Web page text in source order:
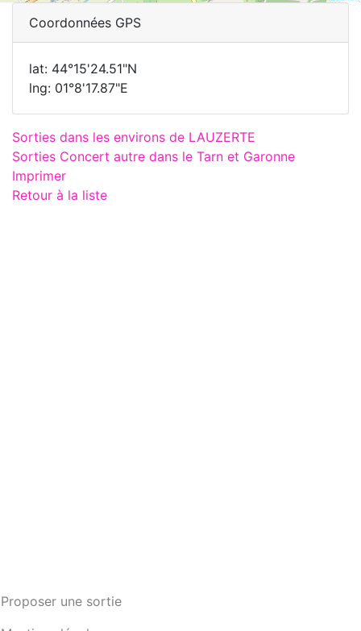
Coordonnées GPS
lat: 44°15'24.51"N
lng: 01°8'17.87"E
Sorties dans les environs de LAUZERTE
Sorties Concert autre dans le Tarn et Garonne
Imprimer
Retour à la liste
Proposer une sortie